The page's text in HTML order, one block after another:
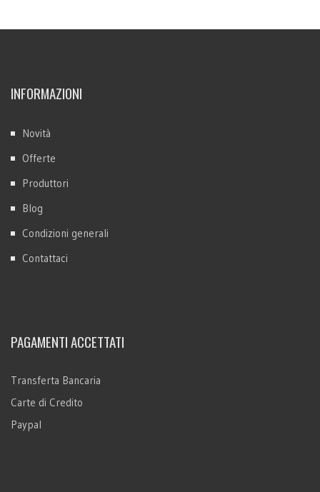
INFORMAZIONI
Novità
Offerte
Produttori
Blog
Condizioni generali
Contattaci
PAGAMENTI ACCETTATI
Transferta Bancaria
Carte di Credito
Paypal